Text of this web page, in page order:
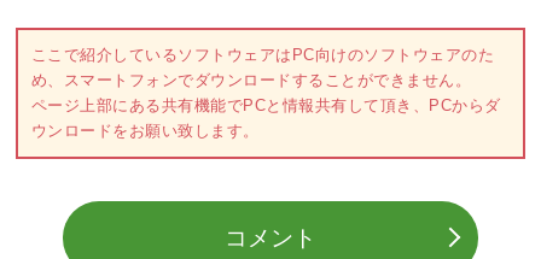
ここで紹介しているソフトウェアはPC向けのソフトウェアのた
め、スマートフォンでダウンロードすることができません。
ページ上部にある共有機能でPCと情報共有して頂き、PCからダ
ウンロードをお願い致します。
コメント